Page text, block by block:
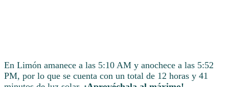
En Limón amanece a las 5:10 AM y anochece a las 5:52
PM, por lo que se cuenta con un total de 12 horas y 41